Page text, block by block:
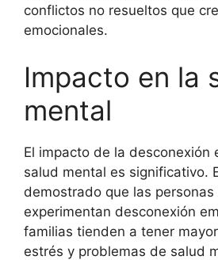
conflictos no resueltos que
emocionales.
Impacto en la
mental
El impacto de la desconexión
salud mental es significativo.
demostrado que las personas
experimentan desconexión
familias tienden a tener
estrés y problemas de salud